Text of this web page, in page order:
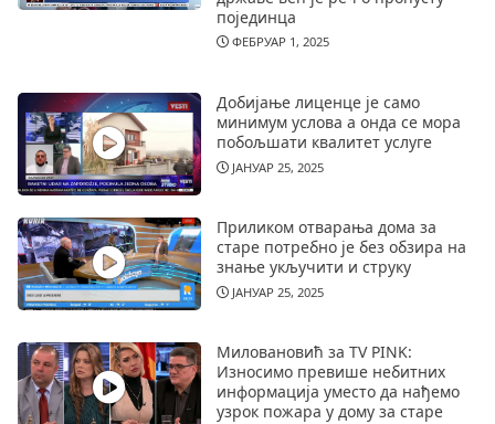
појединца
ФЕБРУАР 1, 2025
Добијање лиценце је само
минимум услова а онда се мора
побољшати квалитет услуге
ЈАНУАР 25, 2025
Приликом отварања дома за
старе потребно је без обзира на
знање укључити и струку
ЈАНУАР 25, 2025
Миловановић за TV PINK:
Износимо превише небитних
информација уместо да нађемо
узрок пожара у дому за старе